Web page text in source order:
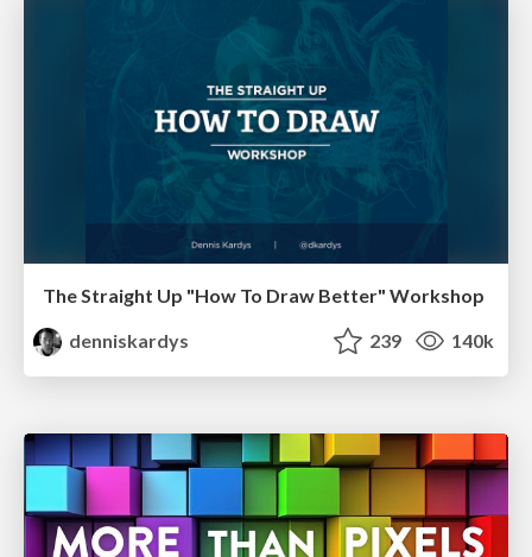
The Straight Up "How To Draw Better" Workshop
denniskardys
239 140k